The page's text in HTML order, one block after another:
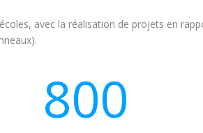
avec la réalisation de projets en
800